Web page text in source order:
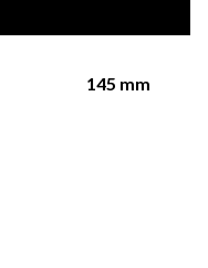
145 mm